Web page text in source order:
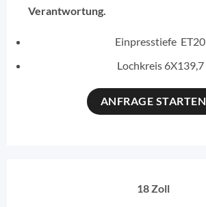
Verantwortung.
Einpresstiefe ET20
Lochkreis 6X139,7
ANFRAGE STARTEN
18 Zoll